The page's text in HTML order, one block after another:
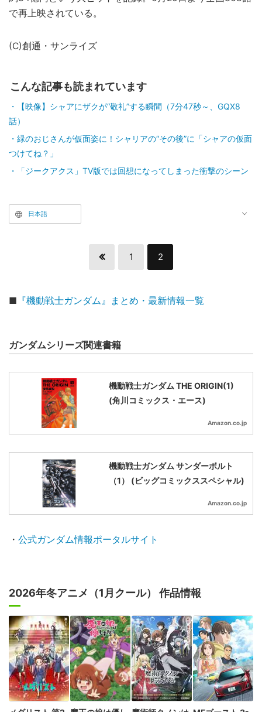
で再上映されている。
(C)創通・サンライズ
こんな記事も読まれています
【映像】シャアにザクが“敬礼”する瞬間（7分47秒～、GQX8
話）
緑のおじさんが仮面姿に！シャリアの“その後”に「シャアの仮面
つけてね？」
「ジークアクス」TV版では回想になってしまった衝撃のシーン
日本語
1 2
■ 『機動戦士ガンダム』まとめ・最新情報一覧
ガンダムシリーズ関連書籍
機動戦士ガンダム THE ORIGIN(1)
(角川コミックス・エース)
Amazon.co.jp
機動戦士ガンダム サンダーボルト
（1） (ビッグコミックススペシャル)
Amazon.co.jp
・ 公式ガンダム情報ポータルサイト
2026年冬アニメ（1月クール） 作品情報